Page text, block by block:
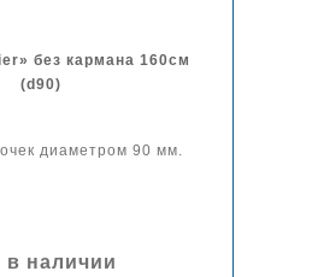
без кармана 160см
(d90)
диаметром 90 мм.
в наличии